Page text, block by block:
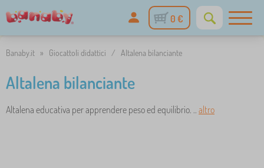
0 €
Banaby.it » Giocattoli didattici / Altalena bilanciante
Altalena bilanciante
Altalena educativa per apprendere peso ed equilibrio. .. altro